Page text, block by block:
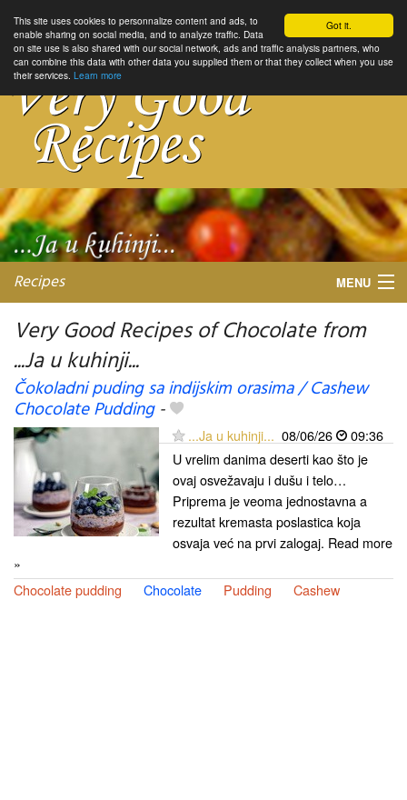
Got it.
This site uses cookies to personnalize content and ads, to
enable sharing on social media, and to analyze traffic. Data
on site use is also shared with our social network, ads and traffic analysis partners, who
can combine this data with other data you supplied them or that they collect when you use
their services. Learn more
Recipes MENU
My favorite blogs
Very Good Recipes of Chocolate from
...Ja u kuhinji...
Čokoladni puding sa indijskim orasima / Cashew
Chocolate Pudding-
...Ja u kuhinji... 08/06/26
09:36
U vrelim danima deserti kao što je
ovaj osvežavaju i dušu i telo…
Priprema je veoma jednostavna a
rezultat kremasta poslastica koja
osvaja već na prvi zalogaj. Read more
»
Chocolate pudding
Chocolate Pudding Cashew